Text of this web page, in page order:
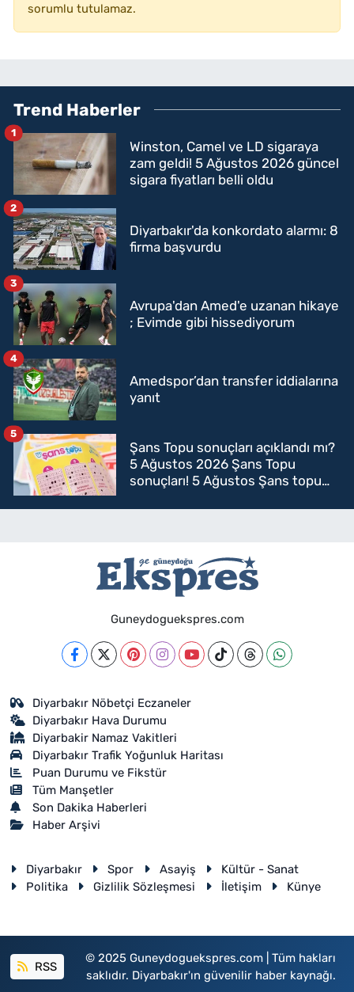
sorumlu tutulamaz.
Trend Haberler
Winston, Camel ve LD sigaraya
zam geldi! 5 Ağustos 2026 güncel
sigara fiyatları belli oldu
1
Diyarbakır'da konkordato alarmı: 8
firma başvurdu
2
Avrupa'dan Amed'e uzanan hikaye
; Evimde gibi hissediyorum
3
Amedspor’dan transfer iddialarına
yanıt
4
Şans Topu sonuçları açıklandı mı?
5 Ağustos 2026 Şans Topu
sonuçları! 5 Ağustos Şans topu
5
Guneydoguekspres.com
Diyarbakır Nöbetçi Eczaneler
Diyarbakır Hava Durumu
Diyarbakir Namaz Vakitleri
Diyarbakır Trafik Yoğunluk Haritası
Puan Durumu ve Fikstür
Tüm Manşetler
Son Dakika Haberleri
Haber Arşivi
Diyarbakır Spor Asayiş
Kültür - Sanat
Politika
Gizlilik Sözleşmesi İletişim Künye
RSS
© 2025 Guneydoguekspres.com | Tüm hakları
saklıdır. Diyarbakır'ın güvenilir haber kaynağı.